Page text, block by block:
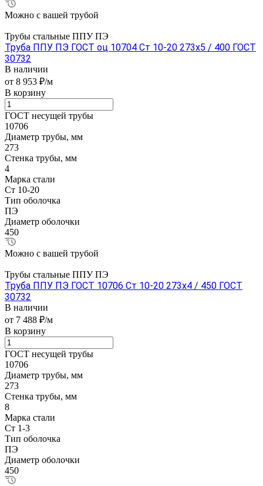
Можно с вашей трубой
Трубы стальные ППУ ПЭ
Труба ППУ ПЭ ГОСТ оц 10704 Ст 10-20 273x5 / 400 ГОСТ
30732
В наличии
от 8 953 ₽/м
В корзину
ГОСТ несущей трубы
10706
Диаметр трубы, мм
273
Стенка трубы, мм
4
Марка стали
Ст 10-20
Тип оболочка
ПЭ
Диаметр оболочки
450
Можно с вашей трубой
Трубы стальные ППУ ПЭ
Труба ППУ ПЭ ГОСТ 10706 Ст 10-20 273x4 / 450 ГОСТ
30732
В наличии
от 7 488 ₽/м
В корзину
ГОСТ несущей трубы
10706
Диаметр трубы, мм
273
Стенка трубы, мм
8
Марка стали
Ст 1-3
Тип оболочка
ПЭ
Диаметр оболочки
450